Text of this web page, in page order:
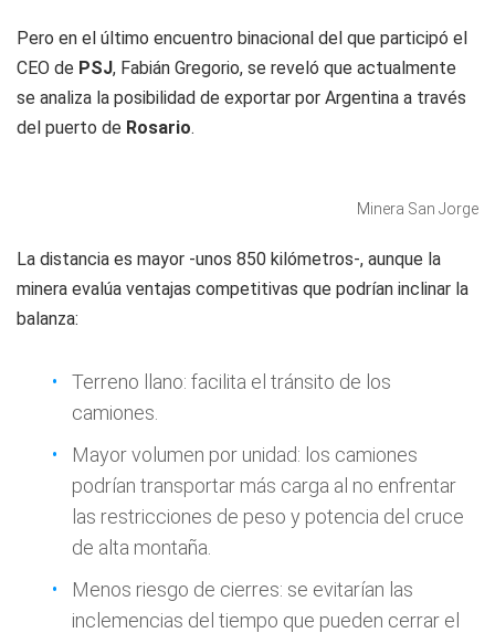
Pero en el último encuentro binacional del que participó el
CEO de PSJ, Fabián Gregorio, se reveló que actualmente
se analiza la posibilidad de exportar por Argentina a través
del puerto de Rosario.
Minera San Jorge
La distancia es mayor -unos 850 kilómetros-, aunque la
minera evalúa ventajas competitivas que podrían inclinar la
balanza:
Terreno llano: facilita el tránsito de los
camiones.
Mayor volumen por unidad: los camiones
podrían transportar más carga al no enfrentar
las restricciones de peso y potencia del cruce
de alta montaña.
Menos riesgo de cierres: se evitarían las
inclemencias del tiempo que pueden cerrar el